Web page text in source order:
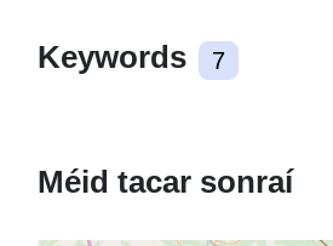
Keywords 7
Méid tacar sonraí